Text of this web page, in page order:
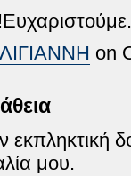
on
εκπληκτική
μου.